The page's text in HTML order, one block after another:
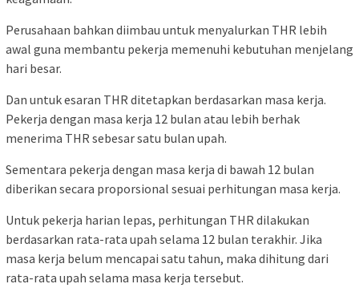
Perusahaan bahkan diimbau untuk menyalurkan THR lebih
awal guna membantu pekerja memenuhi kebutuhan menjelang
hari besar.
Dan untuk esaran THR ditetapkan berdasarkan masa kerja.
Pekerja dengan masa kerja 12 bulan atau lebih berhak
menerima THR sebesar satu bulan upah.
Sementara pekerja dengan masa kerja di bawah 12 bulan
diberikan secara proporsional sesuai perhitungan masa kerja.
Untuk pekerja harian lepas, perhitungan THR dilakukan
berdasarkan rata-rata upah selama 12 bulan terakhir. Jika
masa kerja belum mencapai satu tahun, maka dihitung dari
rata-rata upah selama masa kerja tersebut.